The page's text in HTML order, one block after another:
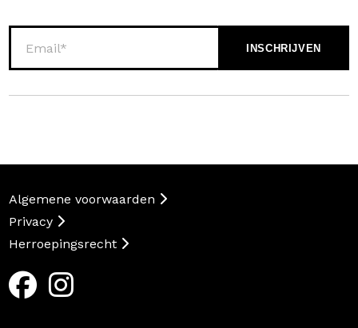
Algemene voorwaarden
Privacy
Herroepingsrecht